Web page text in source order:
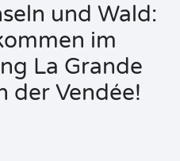
und Wald:
im
La Grande
der Vendée!